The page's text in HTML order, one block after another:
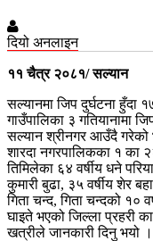
दियो अनलाइन
११ चैत्र २०८१/ सल्यान
सल्यानमा जिप दुर्घटना हुँदा
गाउँपालिका ३ गतियानामा
सल्यान श्रीनगर आउँदै गरेको
शारदा नगरपालिकका १ का
तिमिलेका ६४ वर्षीय धने
कुमारी बुढा, ३५ वर्षीय शेर
गिता चन्द, गिता चन्दको १०
घाइते भएको जिल्ला प्रहरी
खत्रीले जानकारी दिनु भयो ।